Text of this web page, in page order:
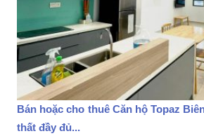
Bán hoặc cho thuê Căn hộ Topaz
thất đầy đủ...